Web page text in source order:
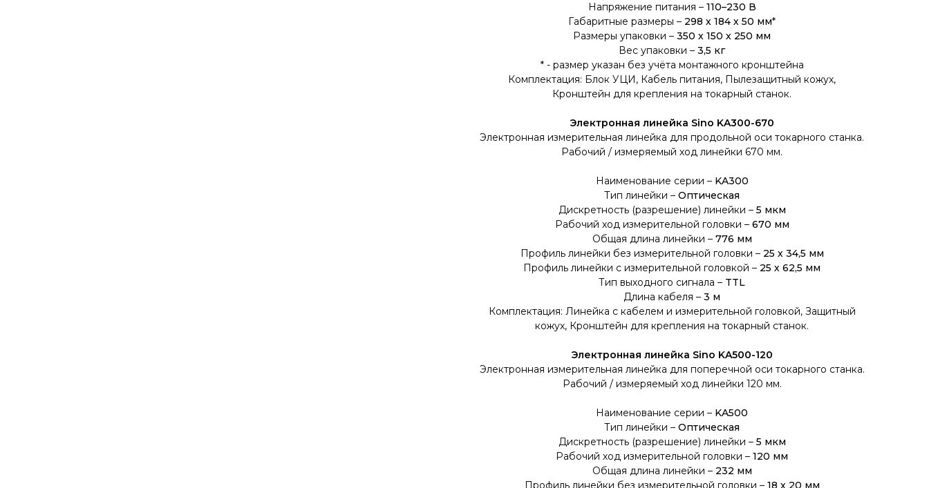
Напряжение питания – 110–230 В
Габаритные размеры – 298 х 184 х 50 мм*
Размеры упаковки – 350 х 150 х 250 мм
Вес упаковки – 3,5 кг
* - размер указан без учёта монтажного кронштейна
Комплектация: Блок УЦИ, Кабель питания, Пылезащитный кожух,
Кронштейн для крепления на токарный станок.
Электронная линейка Sino KA300-670
Электронная измерительная линейка для продольной оси токарного станка.
Рабочий / измеряемый ход линейки 670 мм.
Наименование серии – KA300
Тип линейки – Оптическая
Дискретность (разрешение) линейки – 5 мкм
Рабочий ход измерительной головки – 670 мм
Общая длина линейки – 776 мм
Профиль линейки без измерительной головки – 25 х 34,5 мм
Профиль линейки с измерительной головкой – 25 х 62,5 мм
Тип выходного сигнала – TTL
Длина кабеля – 3 м
Комплектация: Линейка с кабелем и измерительной головкой, Защитный
кожух, Кронштейн для крепления на токарный станок.
Электронная линейка Sino KA500-120
Электронная измерительная линейка для поперечной оси токарного станка.
Рабочий / измеряемый ход линейки 120 мм.
Наименование серии – KA500
Тип линейки – Оптическая
Дискретность (разрешение) линейки – 5 мкм
Рабочий ход измерительной головки – 120 мм
Общая длина линейки – 232 мм
Профиль линейки без измерительной головки – 18 х 20 мм